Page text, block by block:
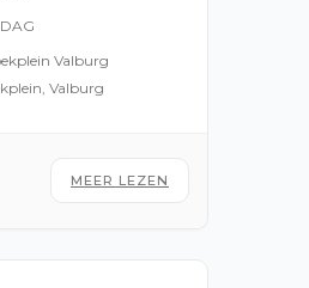
het alvast in je
4, 5 & 6Valburg
Valburg
MEER LEZEN